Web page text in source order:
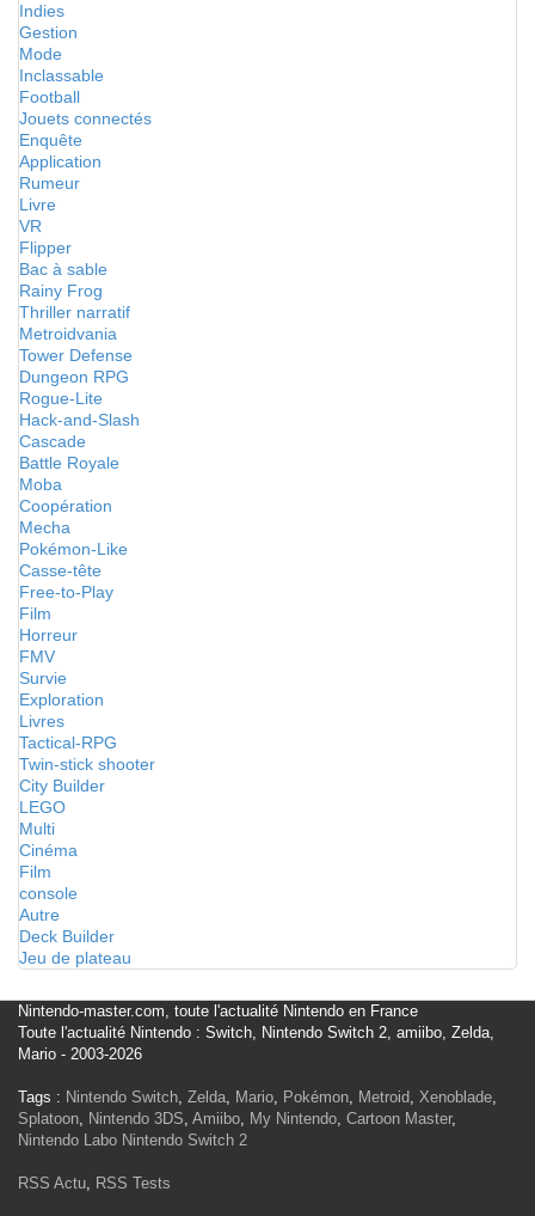
Indies
Gestion
Mode
Inclassable
Football
Jouets connectés
Enquête
Application
Rumeur
Livre
VR
Flipper
Bac à sable
Rainy Frog
Thriller narratif
Metroidvania
Tower Defense
Dungeon RPG
Rogue-Lite
Hack-and-Slash
Cascade
Battle Royale
Moba
Coopération
Mecha
Pokémon-Like
Casse-tête
Free-to-Play
Film
Horreur
FMV
Survie
Exploration
Livres
Tactical-RPG
Twin-stick shooter
City Builder
LEGO
Multi
Cinéma
Film
console
Autre
Deck Builder
Jeu de plateau
Nintendo-master.com, toute l'actualité Nintendo en France
Toute l'actualité Nintendo : Switch, Nintendo Switch 2, amiibo, Zelda,
Mario - 2003-2026
Tags : Nintendo Switch, Zelda, Mario, Pokémon, Metroid, Xenoblade,
Splatoon, Nintendo 3DS, Amiibo, My Nintendo, Cartoon Master,
Nintendo Labo Nintendo Switch 2
RSS Actu, RSS Tests